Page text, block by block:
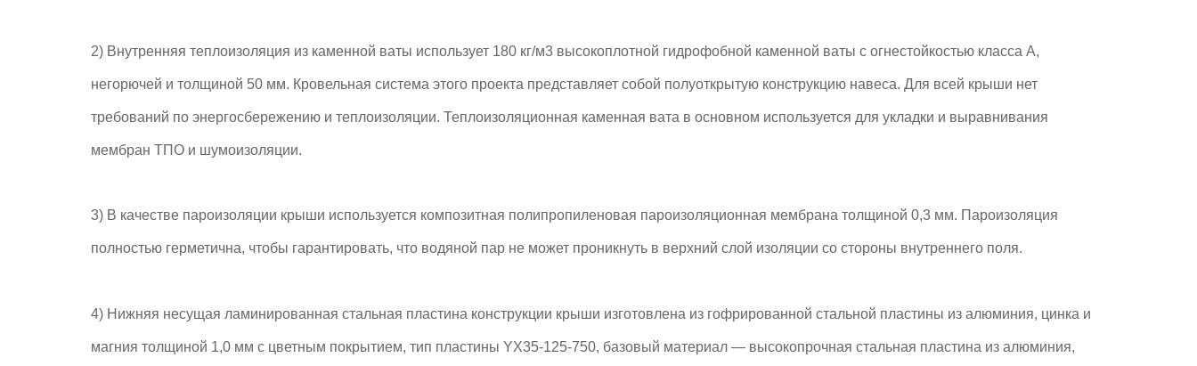
2) Внутренняя теплоизоляция из каменной ваты использует 180 кг/м3 высокоплотной гидрофобной каменной ваты с огнестойкостью класса А,
негорючей и толщиной 50 мм. Кровельная система этого проекта представляет собой полуоткрытую конструкцию навеса. Для всей крыши нет
требований по энергосбережению и теплоизоляции. Теплоизоляционная каменная вата в основном используется для укладки и выравнивания
мембран ТПО и шумоизоляции.
3) В качестве пароизоляции крыши используется композитная полипропиленовая пароизоляционная мембрана толщиной 0,3 мм. Пароизоляция
полностью герметична, чтобы гарантировать, что водяной пар не может проникнуть в верхний слой изоляции со стороны внутреннего поля.
4) Нижняя несущая ламинированная стальная пластина конструкции крыши изготовлена из гофрированной стальной пластины из алюминия, цинка и
магния толщиной 1,0 мм с цветным покрытием, тип пластины YX35-125-750, базовый материал — высокопрочная стальная пластина из алюминия,